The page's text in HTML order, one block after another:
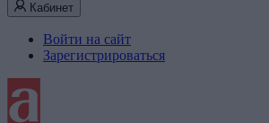
Кабинет
Войти на сайт
Зарегистрироваться